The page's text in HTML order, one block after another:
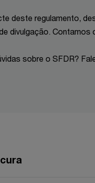
deste regulamento,
divulgação. Contamos
sobre o SFDR?